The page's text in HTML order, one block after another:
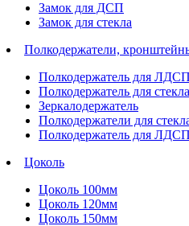
Замок для ДСП
Замок для стекла
Полкодержатели,
Полкодержатель для ЛДСП
Полкодержатель для стекла
Зеркалодержатель
Полкодержатели для
Полкодержатель для
Цоколь
Цоколь 100мм
Цоколь 120мм
Цоколь 150мм